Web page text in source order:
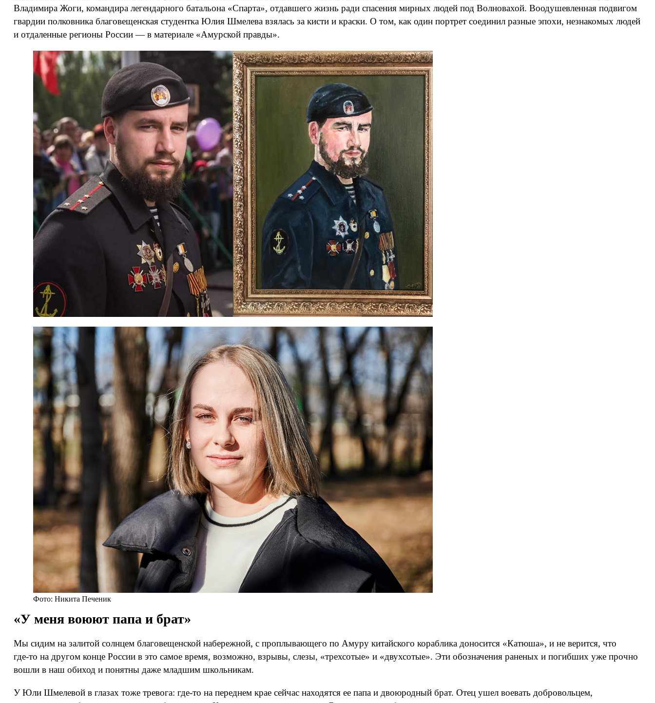
Владимира Жоги, командира легендарного батальона «Спарта», отдавшего жизнь ради спасения мирных людей под Волновахой. Воодушевленная подвигом
гвардии полковника благовещенская студентка Юлия Шмелева взялась за кисти и краски. О том, как один портрет соединил разные эпохи, незнакомых людей
и отдаленные регионы России — в материале «Амурской правды».
Фото: Никита Печеник
«У меня воюют папа и брат»
Мы сидим на залитой солнцем благовещенской набережной, с проплывающего по Амуру китайского кораблика доносится «Катюша», и не верится, что
где‑то на другом конце России в это самое время, возможно, взрывы, слезы, «трехсотые» и «двухсотые». Эти обозначения раненых и погибших уже прочно
вошли в наш обиход и понятны даже младшим школьникам.
У Юли Шмелевой в глазах тоже тревога: где‑то на переднем крае сейчас находятся ее папа и двоюродный брат. Отец ушел воевать добровольцем,